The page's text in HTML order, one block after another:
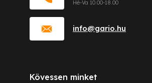
info@gario.hu
Kövessen minket